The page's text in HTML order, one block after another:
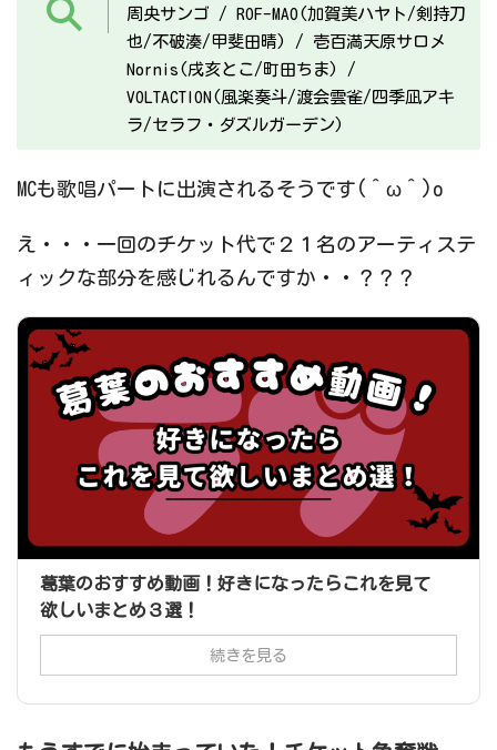
周央サンゴ / ROF-MAO(加賀美ハヤト/剣持刀
也/不破湊/甲斐田晴) / 壱百満天原サロメ
Nornis(戌亥とこ/町田ちま) /
VOLTACTION(風楽奏斗/渡会雲雀/四季凪アキ
ラ/セラフ・ダズルガーデン)
MCも歌唱パートに出演されるそうです(＾ω＾)o
え・・・一回のチケット代で２１名のアーティステ
ィックな部分を感じれるんですか・・？？？
葛葉のおすすめ動画！好きになったらこれを見て
欲しいまとめ３選！
続きを見る